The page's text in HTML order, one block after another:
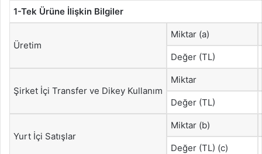
1-Tek Ürüne İlişkin Bilgiler
Üretim
Miktar (a)
Değer (TL)
Şirket İçi Transfer ve Dikey Kullanım
Miktar
Değer (TL)
Yurt İçi Satışlar
Miktar (b)
Değer (TL) (c)